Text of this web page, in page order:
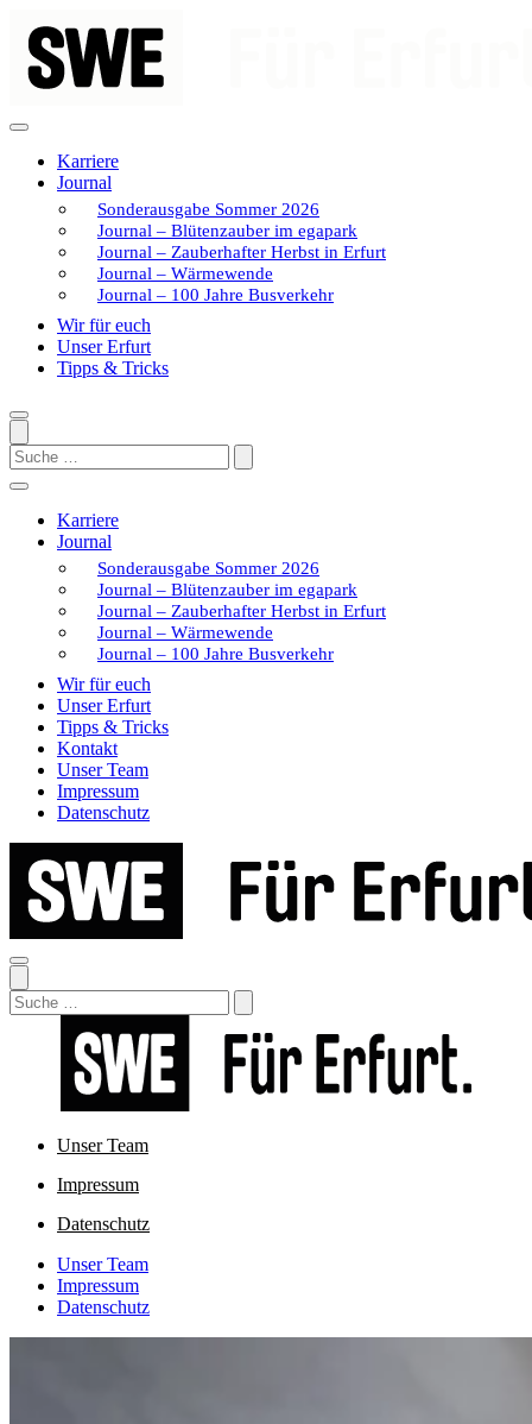
Inhalt
springen
Karriere
Journal
Sonderausgabe Sommer 2026
Journal – Blütenzauber im egapark
Journal – Zauberhafter Herbst in Erfurt
Journal – Wärmewende
Journal – 100 Jahre Busverkehr
Wir für euch
Unser Erfurt
Tipps & Tricks
Search
Karriere
Journal
Sonderausgabe Sommer 2026
Journal – Blütenzauber im egapark
Journal – Zauberhafter Herbst in Erfurt
Journal – Wärmewende
Journal – 100 Jahre Busverkehr
Wir für euch
Unser Erfurt
Tipps & Tricks
Kontakt
Unser Team
Impressum
Datenschutz
Search
Unser Team
Impressum
Datenschutz
Unser Team
Impressum
Datenschutz